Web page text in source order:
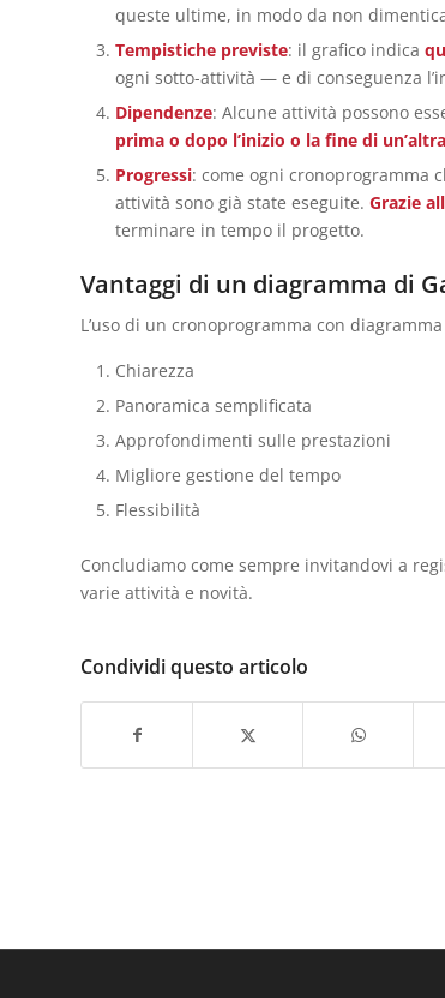
queste ultime, in modo da non
Tempistiche previste: il grafico indica
ogni sotto-attività — e di conseguenza
Dipendenze: Alcune attività possono
prima o dopo l’inizio o la fine di
Progressi: come ogni cronoprogramma
attività sono già state eseguite. Grazie
terminare in tempo il progetto.
Vantaggi di un diagramma di
L’uso di un cronoprogramma con
Chiarezza
Panoramica semplificata
Approfondimenti sulle prestazioni
Migliore gestione del tempo
Flessibilità
Concludiamo come sempre invitandovi a
varie attività e novità.
Condividi questo articolo